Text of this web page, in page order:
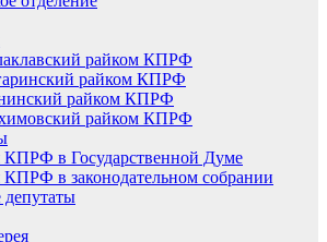
райком КПРФ
райком КПРФ
райком КПРФ
райком КПРФ
в Государственной Думе
в законодательном собрании